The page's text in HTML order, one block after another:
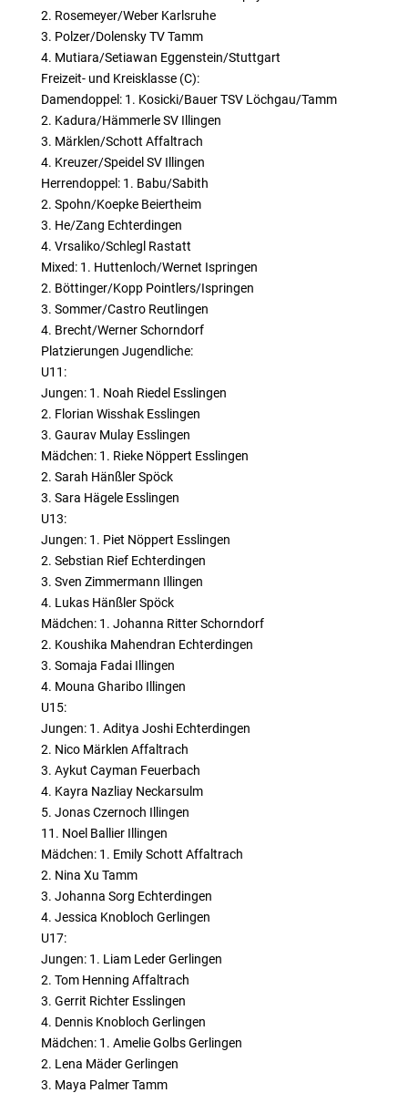
2. Rosemeyer/Weber Karlsruhe
3. Polzer/Dolensky TV Tamm
4. Mutiara/Setiawan Eggenstein/Stuttgart
Freizeit- und Kreisklasse (C):
Damendoppel: 1. Kosicki/Bauer TSV Löchgau/Tamm
2. Kadura/Hämmerle SV Illingen
3. Märklen/Schott Affaltrach
4. Kreuzer/Speidel SV Illingen
Herrendoppel: 1. Babu/Sabith
2. Spohn/Koepke Beiertheim
3. He/Zang Echterdingen
4. Vrsaliko/Schlegl Rastatt
Mixed: 1. Huttenloch/Wernet Ispringen
2. Böttinger/Kopp Pointlers/Ispringen
3. Sommer/Castro Reutlingen
4. Brecht/Werner Schorndorf
Platzierungen Jugendliche:
U11:
Jungen: 1. Noah Riedel Esslingen
2. Florian Wisshak Esslingen
3. Gaurav Mulay Esslingen
Mädchen: 1. Rieke Nöppert Esslingen
2. Sarah Hänßler Spöck
3. Sara Hägele Esslingen
U13:
Jungen: 1. Piet Nöppert Esslingen
2. Sebstian Rief Echterdingen
3. Sven Zimmermann Illingen
4. Lukas Hänßler Spöck
Mädchen: 1. Johanna Ritter Schorndorf
2. Koushika Mahendran Echterdingen
3. Somaja Fadai Illingen
4. Mouna Gharibo Illingen
U15:
Jungen: 1. Aditya Joshi Echterdingen
2. Nico Märklen Affaltrach
3. Aykut Cayman Feuerbach
4. Kayra Nazliay Neckarsulm
5. Jonas Czernoch Illingen
11. Noel Ballier Illingen
Mädchen: 1. Emily Schott Affaltrach
2. Nina Xu Tamm
3. Johanna Sorg Echterdingen
4. Jessica Knobloch Gerlingen
U17:
Jungen: 1. Liam Leder Gerlingen
2. Tom Henning Affaltrach
3. Gerrit Richter Esslingen
4. Dennis Knobloch Gerlingen
Mädchen: 1. Amelie Golbs Gerlingen
2. Lena Mäder Gerlingen
3. Maya Palmer Tamm